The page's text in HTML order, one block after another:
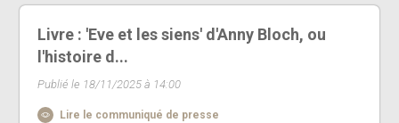
Livre : 'Eve et les siens' d'Anny Bloch, ou
l'histoire d...
Publié le 18/11/2025 à 14:00
Lire le communiqué de presse